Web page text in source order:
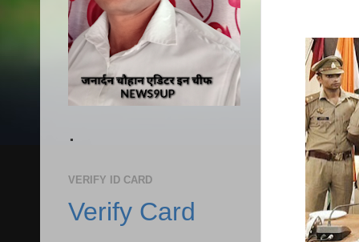
.
VERIFY ID CARD
Verify Card